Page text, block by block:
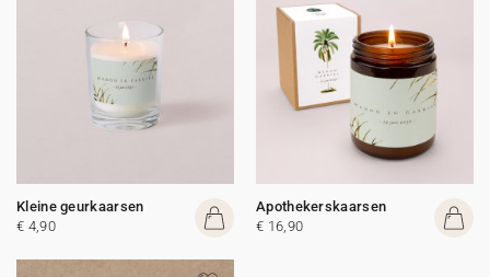
Kleine geurkaarsen
€ 4,90
Apothekerskaarsen
€ 16,90